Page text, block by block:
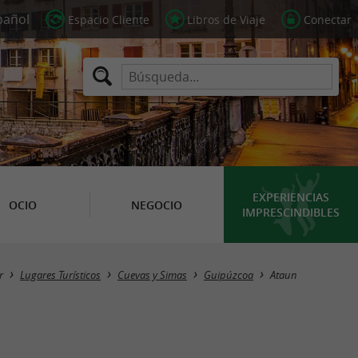
Espacio Cliente Libros de Viaje Conectar
OCIO NEGOCIO
EXPERIENCIAS
IMPRESCINDIBLES
Masquer la carte
Lugares Turísticos Cuevas y Simas Guipúzcoa Ataun